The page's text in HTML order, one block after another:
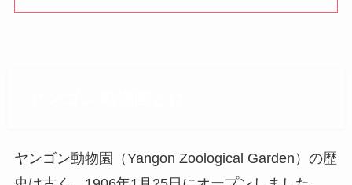
ヤンゴン動物園（Yangon Zoological Garden）の歴